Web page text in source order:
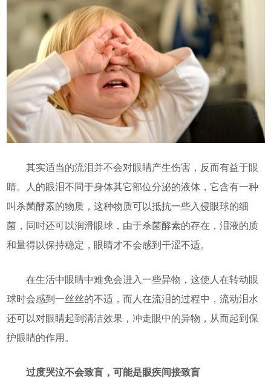
其实适当的流泪并不会对眼睛产生伤害，反而有益于眼
睛。人的眼泪不同于身体其它部位分泌的液体，它含有一种
叫杀菌酵素的物质，这种物质可以抵抗一些入侵眼球的细
菌，同时还可以润滑眼球，由于杀菌酵素的存在，泪液的质
和量得以保持稳定，眼睛才不会感到干涩不适。
在生活中眼睛中难免会进入一些异物，这使人在转动眼
球时会感到一丝丝的不适，而人在流泪的过程中，流动泪水
还可以对眼睛起到清洁效果，冲走眼中的异物，从而起到保
护眼睛的作用。
过度哭泣不会致盲，可能是眼疾间接致盲